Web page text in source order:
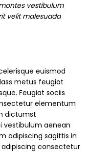
vestibulum
velit malesuada
euismod
metus feugiat
Feugiat sociis
elementum
dictumst
vestibulum aenean
adipiscing sagittis in
consectetur